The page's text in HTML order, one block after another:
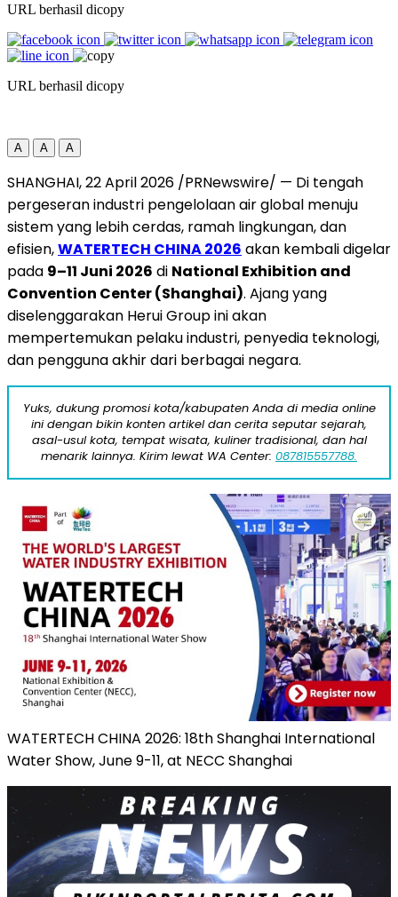
URL berhasil dicopy
URL berhasil dicopy
A A A
SHANGHAI, 22 April 2026 /PRNewswire/ — Di tengah
pergeseran industri pengelolaan air global menuju
sistem yang lebih cerdas, ramah lingkungan, dan
efisien,WATERTECH CHINA 2026 akan kembali digelar
pada 9–11 Juni 2026 di National Exhibition and
Convention Center (Shanghai). Ajang yang
diselenggarakan Herui Group ini akan
mempertemukan pelaku industri, penyedia teknologi,
dan pengguna akhir dari berbagai negara.
Yuks, dukung promosi kota/kabupaten Anda di media online
ini dengan bikin konten artikel dan cerita seputar sejarah,
asal-usul kota, tempat wisata, kuliner tradisional, dan hal
menarik lainnya. Kirim lewat WA Center: 087815557788.
WATERTECH CHINA 2026: 18th Shanghai International
Water Show, June 9-11, at NECC Shanghai